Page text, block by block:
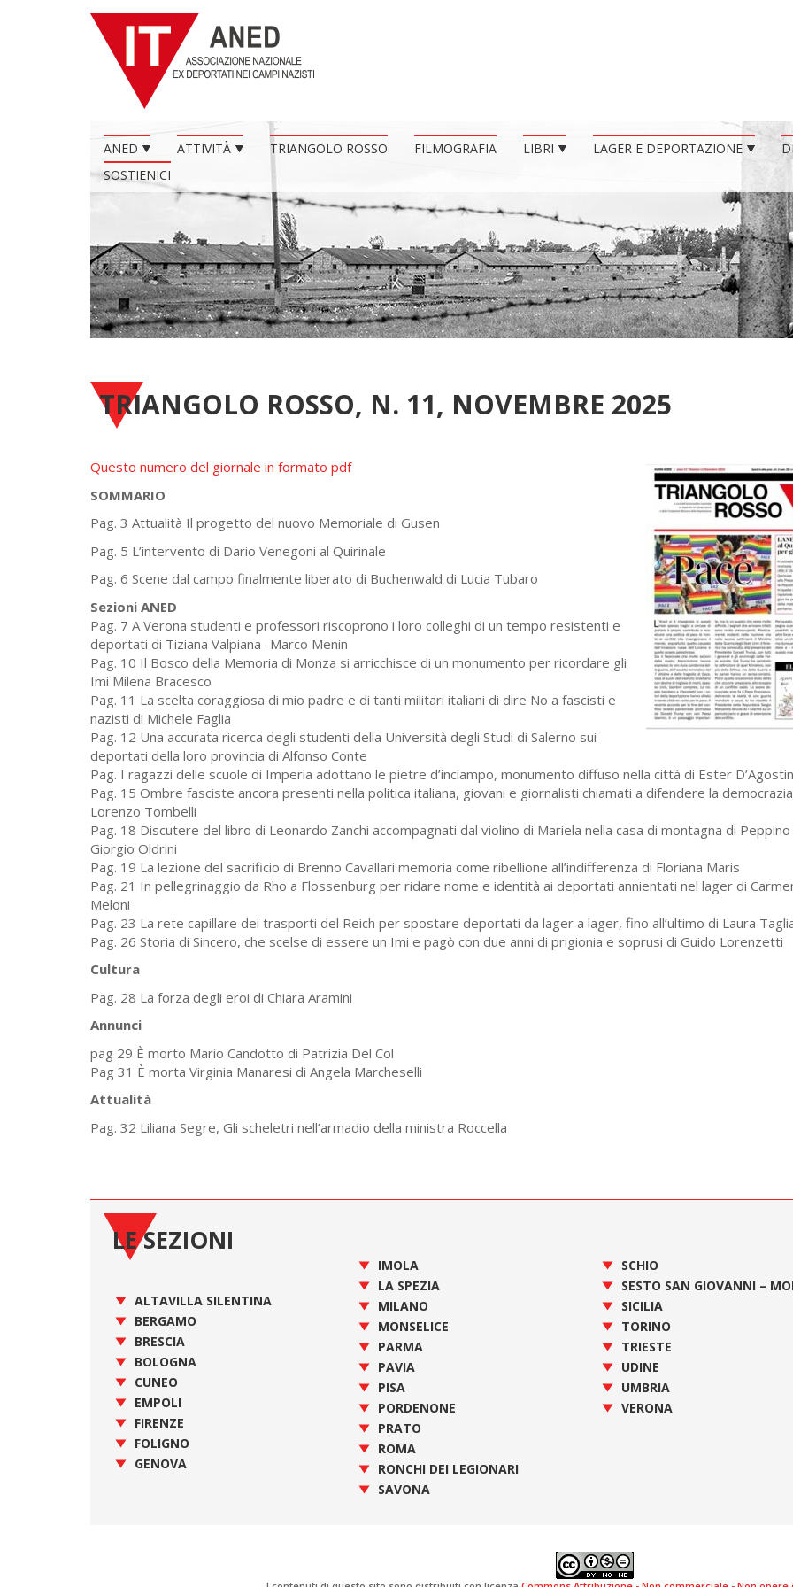
ANED ATTIVITÀ TRIANGOLO ROSSO FILMOGRAFIA LIBRI LAGER E DEPORTAZIONE
SOSTIENICI
TRIANGOLO ROSSO, N. 11, NOVEMBRE 2025
Questo numero del giornale in formato pdf
SOMMARIO
Pag. 3 Attualità Il progetto del nuovo Memoriale di Gusen
Pag. 5 L’intervento di Dario Venegoni al Quirinale
Pag. 6 Scene dal campo finalmente liberato di Buchenwald di Lucia Tubaro
Sezioni ANED
Pag. 7 A Verona studenti e professori riscoprono i loro colleghi di un tempo resistenti e
deportati di Tiziana Valpiana- Marco Menin
Pag. 10 Il Bosco della Memoria di Monza si arricchisce di un monumento per ricordare gli
Imi Milena Bracesco
Pag. 11 La scelta coraggiosa di mio padre e di tanti militari italiani di dire No a fascisti e
nazisti di Michele Faglia
Pag. 12 Una accurata ricerca degli studenti della Università degli Studi di Salerno sui
deportati della loro provincia di Alfonso Conte
Pag. I ragazzi delle scuole di Imperia adottano le pietre d’inciampo, monumento diffuso nella città di Ester
Pag. 15 Ombre fasciste ancora presenti nella politica italiana, giovani e giornalisti chiamati a difendere la
Lorenzo Tombelli
Pag. 18 Discutere del libro di Leonardo Zanchi accompagnati dal violino di Mariela nella casa di montagna di Peppino
Giorgio Oldrini
Pag. 19 La lezione del sacrificio di Brenno Cavallari memoria come ribellione all’indifferenza di Floriana Maris
Pag. 21 In pellegrinaggio da Rho a Flossenburg per ridare nome e identità ai deportati annientati nel lager di
Meloni
Pag. 23 La rete capillare dei trasporti del Reich per spostare deportati da lager a lager, fino all’ultimo di Laura
Pag. 26 Storia di Sincero, che scelse di essere un Imi e pagò con due anni di prigionia e soprusi di Guido Lorenzetti
Cultura
Pag. 28 La forza degli eroi di Chiara Aramini
Annunci
pag 29 È morto Mario Candotto di Patrizia Del Col
Pag 31 È morta Virginia Manaresi di Angela Marcheselli
Attualità
Pag. 32 Liliana Segre, Gli scheletri nell’armadio della ministra Roccella
LE SEZIONI
ALTAVILLA SILENTINA
BERGAMO
BRESCIA
BOLOGNA
CUNEO
EMPOLI
FIRENZE
FOLIGNO
GENOVA
IMOLA
LA SPEZIA
MILANO
MONSELICE
PARMA
PAVIA
PISA
PORDENONE
PRATO
ROMA
RONCHI DEI LEGIONARI
SAVONA
SCHIO
SESTO SAN GIOVANNI –
SICILIA
TORINO
TRIESTE
UDINE
UMBRIA
VERONA